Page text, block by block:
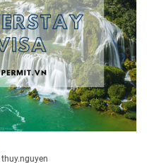
thuy.nguyen